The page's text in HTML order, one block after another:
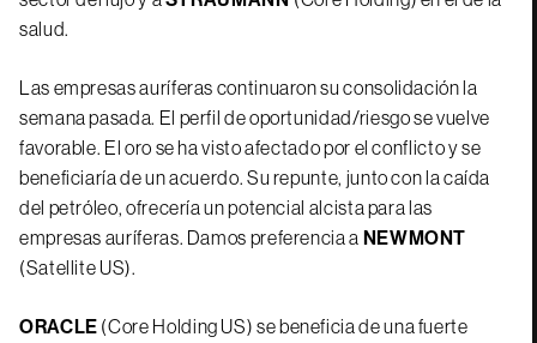
salud.
Las empresas auríferas continuaron su consolidación la
semana pasada. El perfil de oportunidad/riesgo se vuelve
favorable. El oro se ha visto afectado por el conflicto y se
beneficiaría de un acuerdo. Su repunte, junto con la caída
del petróleo, ofrecería un potencial alcista para las
empresas auríferas. Damos preferencia a NEWMONT
(Satellite US).
ORACLE (Core Holding US) se beneficia de una fuerte